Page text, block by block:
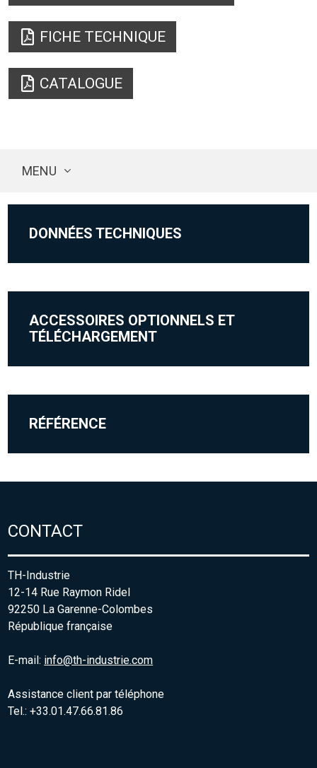
FICHE TECHNIQUE
CATALOGUE
MENU
DONNÉES TECHNIQUES
ACCESSOIRES OPTIONNELS ET
TÉLÉCHARGEMENT
RÉFÉRENCE
CONTACT
TH-Industrie
12-14 Rue Raymon Ridel
92250 La Garenne-Colombes
République française
E-mail: info@th-industrie.com
Assistance client par téléphone
Tel.: +33.01.47.66.81.86